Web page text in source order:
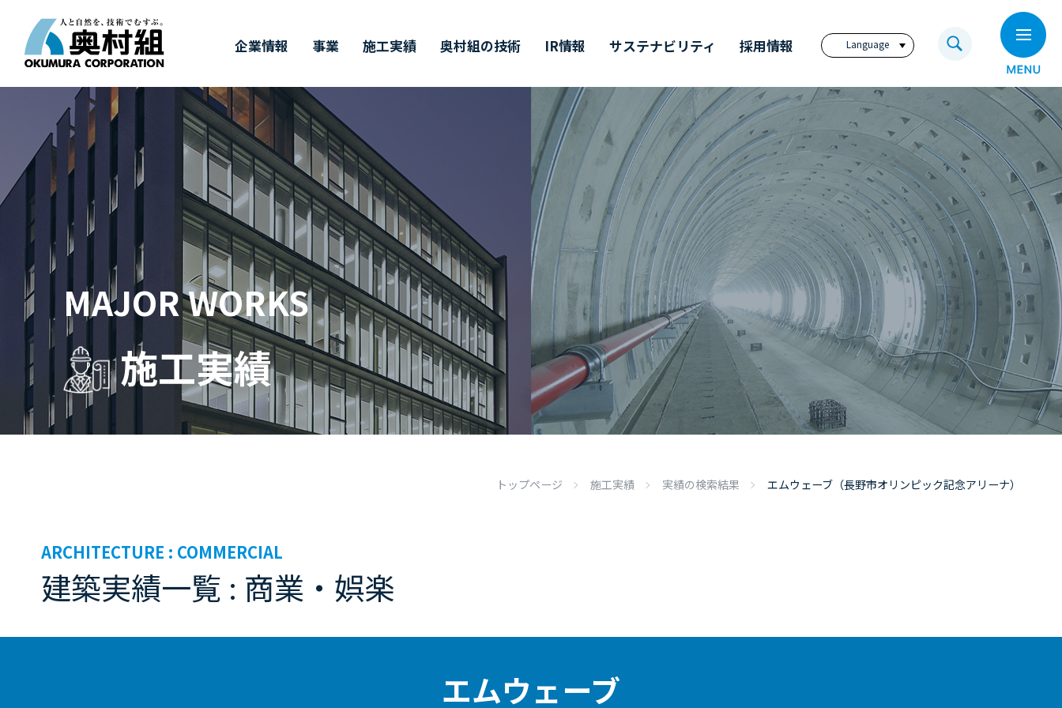
企業情報
COMPANY 企業情報
トップメッセージ 経営理念・企業行動規範 会社概要 ビジョン
中期経営計画 事業所一覧 CMギャラリー 奥村組の歩み
受賞実績
事業
BUSINESS 事業
事業紹介
施工実績
WORKS 施工実績
施工実績
奥村組の技術
TECHNOLOGY 奥村組の技術
土木技術 建築技術 環境技術 奥村組技術研究所
IR情報
IR IR情報
決算情報
有価証券報告書・
四半期（半期）報告書
その他開示情報 電子公告
財務ハイライト（連結） 株主総会 株主通信
アニュアル・レポート
（英文）
株式に関するお手続き 株価情報リンク
単元未満株式の
買取請求について
ディスクロージャー
ポリシー
サステナビリティ
SUSTAINABILITY サステナビリティ
奥村組の
サステナビリティについて
価値創造プロセス ESG/SDGsについて 奥村組のイノベーション
3つの取り組み
ダイバーシティ・エクイティ
&インクルージョン
DX戦略 コーポレートレポート
GRIスタンダード対照表
TCFDの枠組みに基づく
気候関連の情報開示
採用情報
RECRUIT 採用情報
新卒採用 キャリア採用 インターンシップ 福利厚生サイト
Language
English
繁體中文
MAJOR WORKS
施工実績
トップページ 施工実績 実績の検索結果 エムウェーブ （長野市オリンピック記念アリーナ）
ARCHITECTURE : COMMERCIAL
建築実績一覧 : 商業・娯楽
エムウェーブ